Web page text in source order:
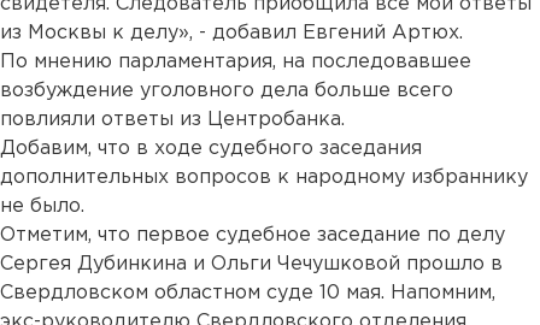
свидетеля. Следователь приобщила все мои ответы
из Москвы к делу», - добавил Евгений Артюх.
По мнению парламентария, на последовавшее
возбуждение уголовного дела больше всего
повлияли ответы из Центробанка.
Добавим, что в ходе судебного заседания
дополнительных вопросов к народному избраннику
не было.
Отметим, что первое судебное заседание по делу
Сергея Дубинкина и Ольги Чечушковой прошло в
Свердловском областном суде 10 мая. Напомним,